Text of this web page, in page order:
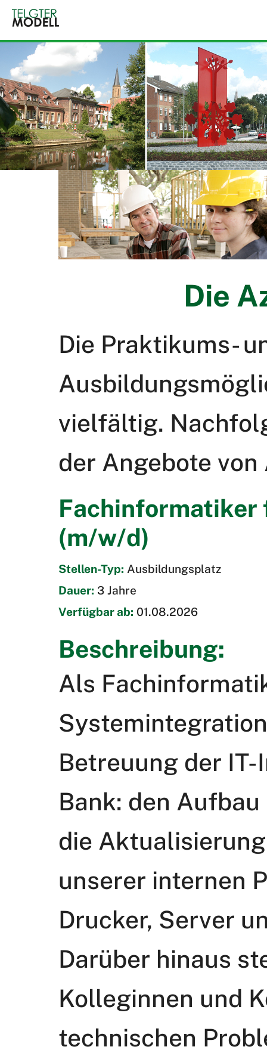
Die
Die Praktikums-
vielfältig.
der Angebote von
(m/w/d)
Stellen-Typ: Ausbildungsplatz
Dauer: 3 Jahre
Verfügbar ab: 01.08.2026
Beschreibung:
Als
Betreuung der
Bank: den
die
unserer internen
Drucker, Server
Darüber hinaus
Kolleginnen und
technischen